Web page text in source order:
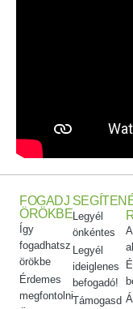
FOGADJ
ÖRÖKBE
Így
fogadhatsz
örökbe
Érdemes
megfontolni
Legyél
önkéntes
Legyél
ideiglenes
befogadó!
Támogasd